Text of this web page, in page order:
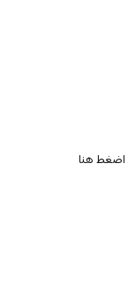
اضغط هنا